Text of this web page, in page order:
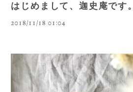
はじめまして、迦史庵です。
2018/11/18 01:04